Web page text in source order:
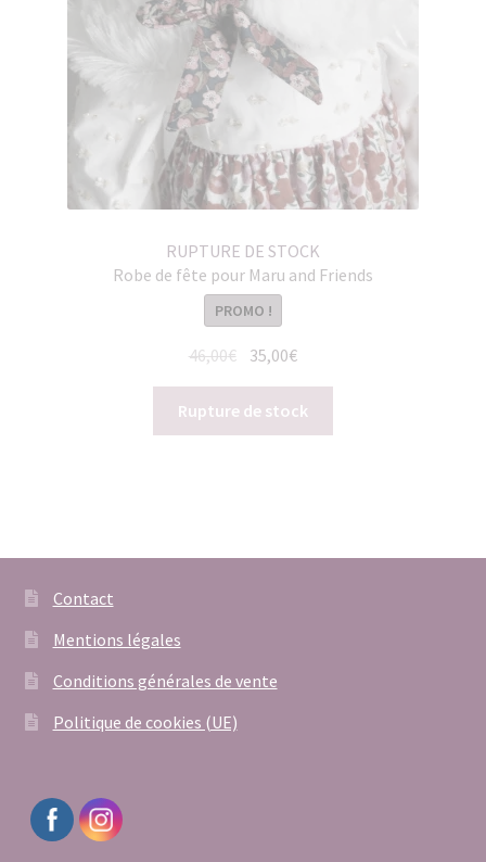
RUPTURE DE STOCK
Robe de fête pour Maru and Friends
PROMO !
46,00€ Le
prix
initial
était :
35,00€Le
prix
actuel
est :
Rupture de stock
Contact
Mentions légales
Conditions générales de vente
Politique de cookies (UE)